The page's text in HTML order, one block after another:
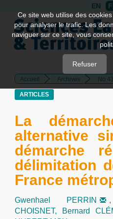
Quick
jump
page
Main
Navigation
Sidebar
EN
Accueil Archives No
ARTICLES
La
alternative
démarche
délimitation
France
Gwenhael PERRIN
CHOISNET,
Bernard
Ce site web utilise des
pour analyser le trafic. Les
naviguer sur ce site, vous
Refuser